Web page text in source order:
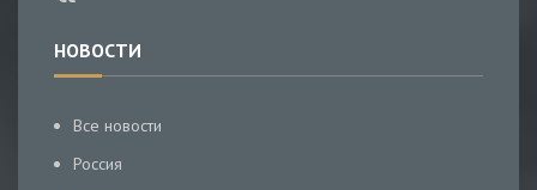
НОВОСТИ
Все новости
Россия